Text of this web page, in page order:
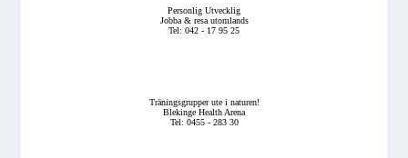
Personlig Utvecklig
Jobba & resa utomlands
Tel: 042 - 17 95 25
Träningsgrupper ute i naturen!
Blekinge Health Arena
Tel: 0455 - 283 30